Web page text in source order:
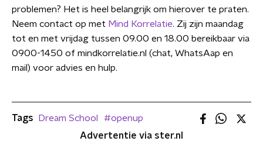
problemen? Het is heel belangrijk om hierover te praten.
Neem contact op met Mind Korrelatie. Zij zijn maandag
tot en met vrijdag tussen 09.00 en 18.00 bereikbaar via
0900-1450 of mindkorrelatie.nl (chat, WhatsAap en
mail) voor advies en hulp.
Tags Dream School
#openup
Advertentie via ster.nl